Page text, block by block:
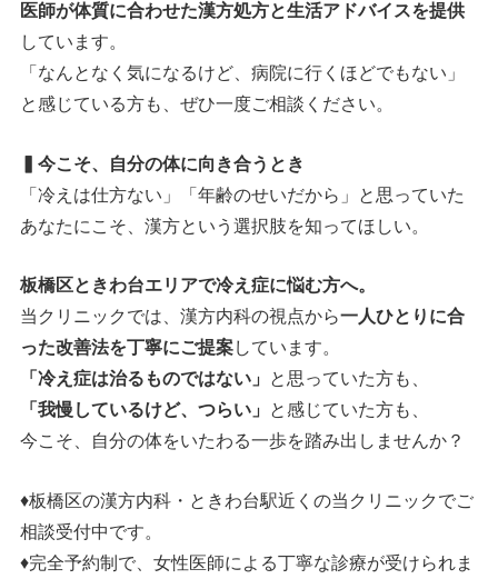
医師が体質に合わせた漢方処方と生活アドバイスを提供
しています。
「なんとなく気になるけど、病院に行くほどでもない」
と感じている方も、ぜひ一度ご相談ください。
▍今こそ、自分の体に向き合うとき
「冷えは仕方ない」「年齢のせいだから」と思っていた
あなたにこそ、漢方という選択肢を知ってほしい。
板橋区ときわ台エリアで冷え症に悩む方へ。
当クリニックでは、漢方内科の視点から一人ひとりに合
った改善法を丁寧にご提案しています。
「冷え症は治るものではない」
と思っていた方も、
「我慢しているけど、つらい」
と感じていた方も、
今こそ、自分の体をいたわる一歩を踏み出しませんか？
♦板橋区の漢方内科・ときわ台駅近くの当クリニックでご
相談受付中です。
♦完全予約制で、女性医師による丁寧な診療が受けられま